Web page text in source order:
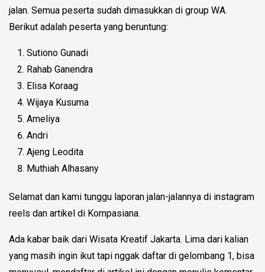
jalan. Semua peserta sudah dimasukkan di group WA.
Berikut adalah peserta yang beruntung:
Sutiono Gunadi
Rahab Ganendra
Elisa Koraag
Wijaya Kusuma
Ameliya
Andri
Ajeng Leodita
Muthiah Alhasany
Selamat dan kami tunggu laporan jalan-jalannya di instagram
reels dan artikel di Kompasiana.
Ada kabar baik dari Wisata Kreatif Jakarta. Lima dari kalian
yang masih ingin ikut tapi nggak daftar di gelombang 1, bisa